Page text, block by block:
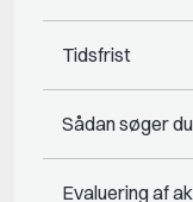
Tidsfrist
Sådan søger du
Evaluering af